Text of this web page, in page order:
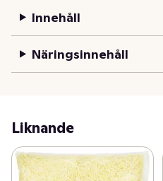
Innehåll
Näringsinnehåll
Liknande